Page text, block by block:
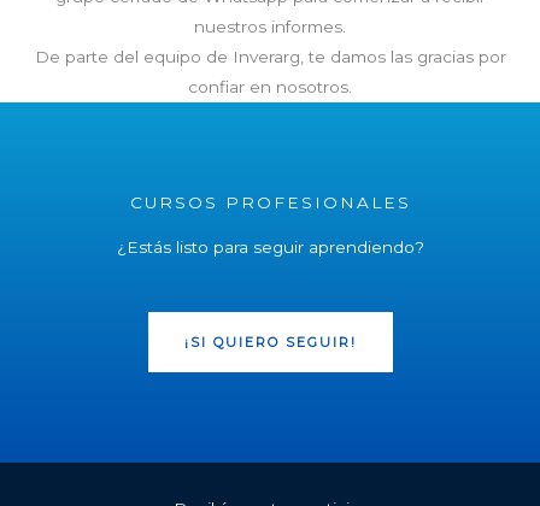
nuestros informes.
De parte del equipo de Inverarg, te damos las gracias por
confiar en nosotros.
CURSOS PROFESIONALES
¿Estás listo para seguir aprendiendo?
¡SI QUIERO SEGUIR!